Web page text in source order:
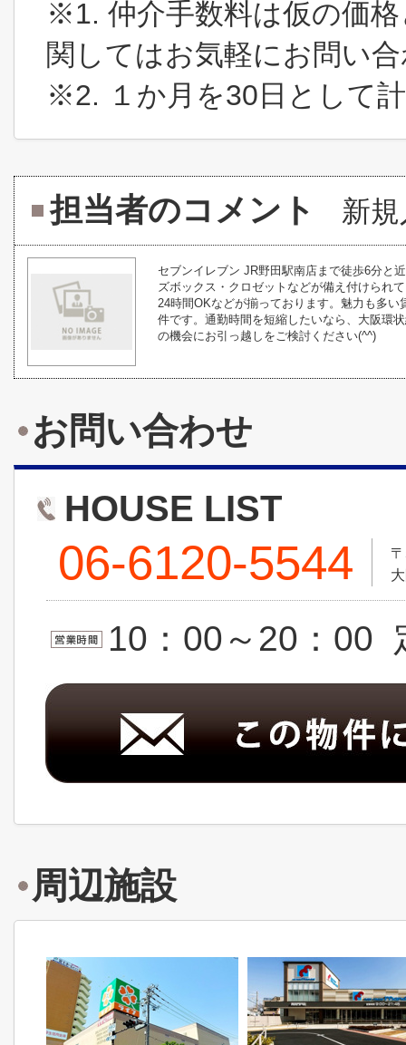
※1. 仲介手数料は仮の価
関してはお気軽にお問い
※2. １か月を30日として
担当者のコメント 新
セブンイレブン JR野田駅南店まで徒歩6分と
ズボックス・クロゼットなどが備え付けられ
24時間OKなどが揃っております。魅力も多
件です。通勤時間を短縮したいなら、大阪環
の機会にお引っ越しをご検討ください(^^)
お問い合わせ
HOUSE LIST
06-6120-5544
10：00～20：00
周辺施設